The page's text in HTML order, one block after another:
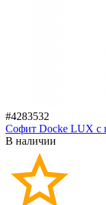
#4283532
Софит Docke LUX с
В наличии